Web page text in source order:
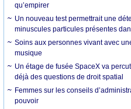
qu’empirer
Un nouveau test permettrait une
minuscules particules présentes
Soins aux personnes vivant avec
musique
Un étage de fusée SpaceX va
déjà des questions de droit spatial
Femmes sur les conseils
pouvoir